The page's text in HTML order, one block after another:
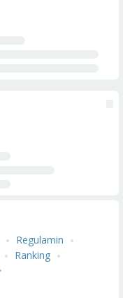
Regulamin
Ranking